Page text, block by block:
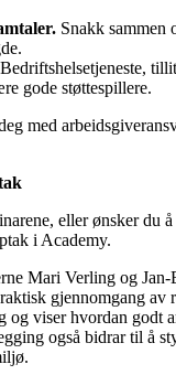
Snakk sammen
Bedriftshelsetjeneste,
gode støttespillere.
med
eller ønsker du å
i Academy.
Mari Verling og
gjennomgang av
viser hvordan godt
også bidrar til å